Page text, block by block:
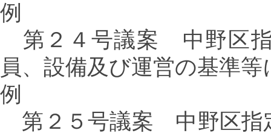
例
第２４号議案 中野区指
員、設備及び運営の基準
例
第２５号議案 中野区指